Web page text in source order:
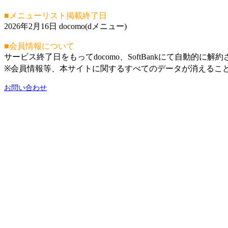
■メニューリスト掲載終了日
2026年2月16日 docomo(dメニュー)
■会員情報について
サービス終了日をもってdocomo、SoftBankにて自動的に解約
※会員情報等、本サイトに関するすべてのデータが消えるこ
お問い合わせ